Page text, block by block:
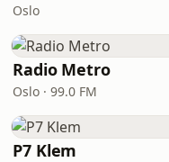
Oslo
Radio Metro
Oslo · 99.0 FM
P7 Klem